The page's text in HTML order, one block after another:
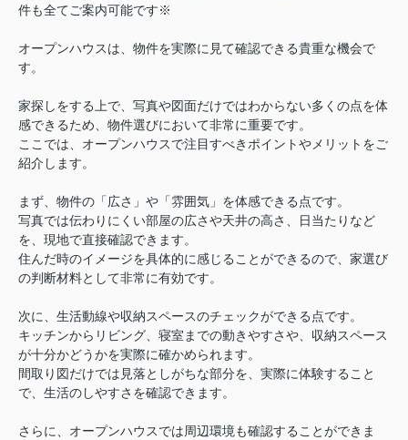
件も全てご案内可能です※
オープンハウスは、物件を実際に見て確認できる貴重な機会で
す。
家探しをする上で、写真や図面だけではわからない多くの点を体
感できるため、物件選びにおいて非常に重要です。
ここでは、オープンハウスで注目すべきポイントやメリットをご
紹介します。
まず、物件の「広さ」や「雰囲気」を体感できる点です。
写真では伝わりにくい部屋の広さや天井の高さ、日当たりなど
を、現地で直接確認できます。
住んだ時のイメージを具体的に感じることができるので、家選び
の判断材料として非常に有効です。
次に、生活動線や収納スペースのチェックができる点です。
キッチンからリビング、寝室までの動きやすさや、収納スペース
が十分かどうかを実際に確かめられます。
間取り図だけでは見落としがちな部分を、実際に体験すること
で、生活のしやすさを確認できます。
さらに、オープンハウスでは周辺環境も確認することができま